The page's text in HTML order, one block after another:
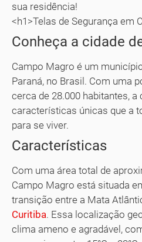
sua residência!
<h1>Telas de Segurança em
Conheça a cidade
Campo Magro é um
Paraná, no Brasil. Com uma
cerca de 28.000 habitantes, a
características únicas que a
para se viver.
Características
Com uma área total de
Campo Magro está situada
transição entre a Mata
Curitiba. Essa localização
clima ameno e agradável,